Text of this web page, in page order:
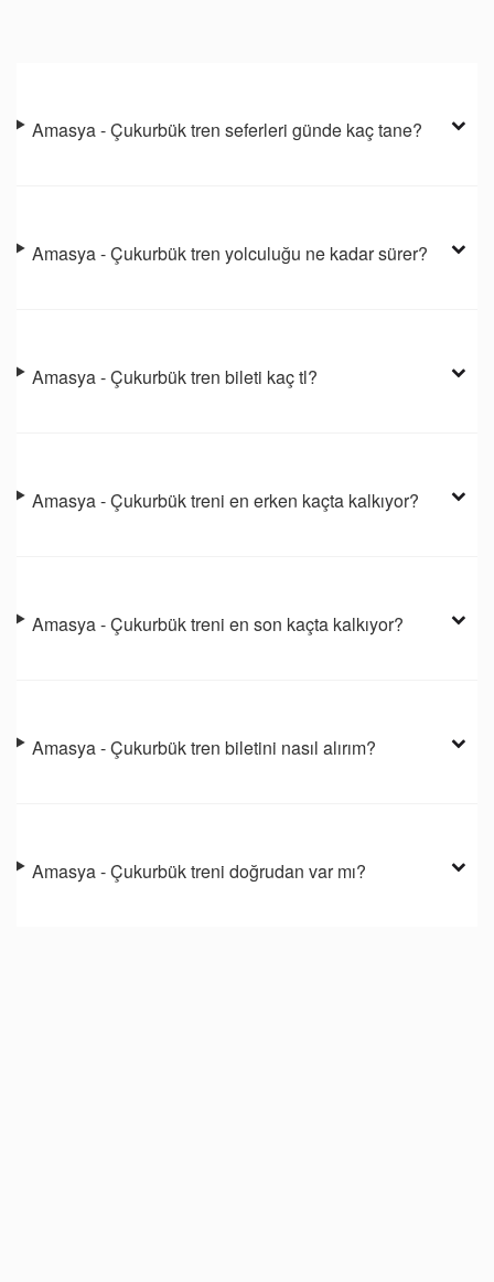
Amasya - Çukurbük tren seferleri günde kaç tane?
Amasya - Çukurbük tren yolculuğu ne kadar sürer?
Amasya - Çukurbük tren bileti kaç tl?
Amasya - Çukurbük treni en erken kaçta kalkıyor?
Amasya - Çukurbük treni en son kaçta kalkıyor?
Amasya - Çukurbük tren biletini nasıl alırım?
Amasya - Çukurbük treni doğrudan var mı?